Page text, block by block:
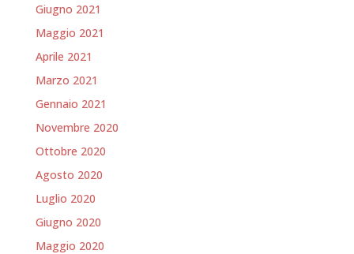
Giugno 2021
Maggio 2021
Aprile 2021
Marzo 2021
Gennaio 2021
Novembre 2020
Ottobre 2020
Agosto 2020
Luglio 2020
Giugno 2020
Maggio 2020